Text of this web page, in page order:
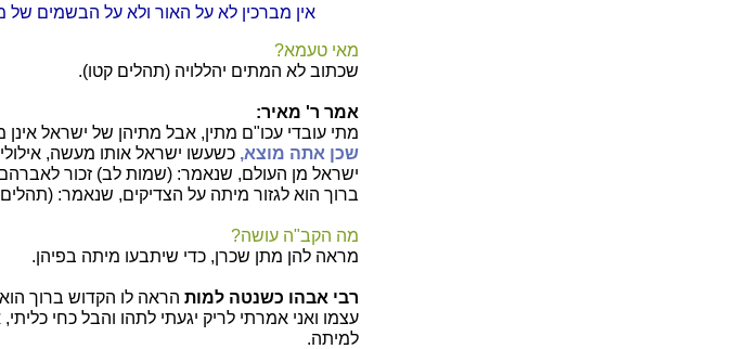
אין מברכין לא על האור ולא על הבשמים של
מאי טעמא?
שכתוב לא המתים יהללויה (תהלים קטו).
אמר ר' מאיר:
מתי עובדי עכו"ם מתין, אבל מתיהן של ישראל אינן
שכן אתה מוצא, כשעשו ישראל אותו מעשה,
ישראל מן העולם, שנאמר: (שמות לב) זכור
ברוך הוא לגזור מיתה על הצדיקים, שנאמר:
מה הקב"ה עושה?
מראה להן מתן שכרן, כדי שיתבעו מיתה בפיהן.
רבי אבהו כשנטה למות הראה לו הקדוש ברוך
עצמו ואני אמרתי לריק יגעתי לתהו והבל כחי
למיתה.